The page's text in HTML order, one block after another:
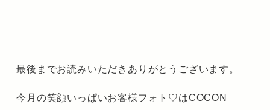
最後までお読みいただきありがとうございます。
今月の笑顔いっぱいお客様フォト♡はCOCON